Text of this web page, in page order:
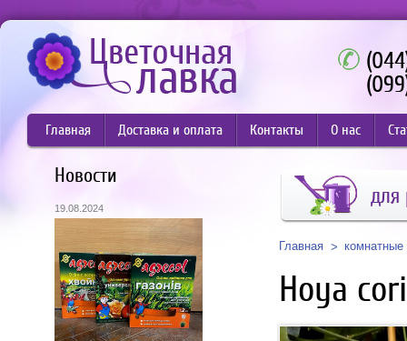
Главная Доставка и оплата Контакты О нас
Новости
19.08.2024
для
Главная комнатные
Hoya